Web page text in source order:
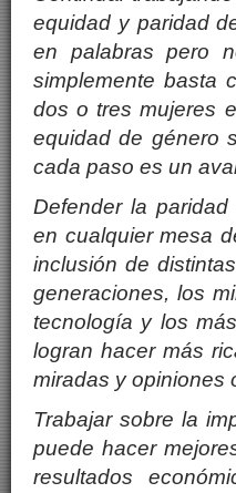
equidad y paridad
en palabras pero
simplemente basta
dos o tres mujeres
equidad de género
cada paso es un
Defender la
en cualquier mesa
inclusión de
generaciones, los
tecnología y los má
logran hacer más
miradas y opiniones
Trabajar sobre la
puede hacer
resultados